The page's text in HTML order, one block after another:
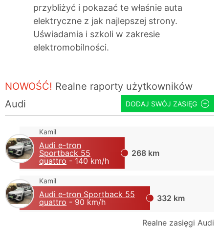
przybliżyć i pokazać te właśnie auta
elektryczne z jak najlepszej strony.
Uświadamia i szkoli w zakresie
elektromobilności.
NOWOŚĆ! Realne raporty użytkowników
Audi
DODAJ SWÓJ ZASIĘG
Kamil
Audi e-tron
Sportback 55
quattro - 140 km/h
268 km
Kamil
Audi e-tron Sportback 55
quattro - 90 km/h 332 km
Realne zasięgi Audi